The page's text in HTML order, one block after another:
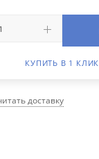
КУПИТЬ В 1 КЛИК
доставку